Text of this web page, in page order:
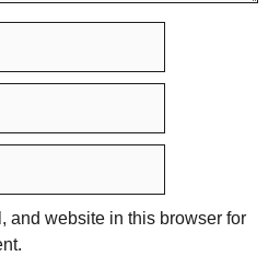
and website in this browser for